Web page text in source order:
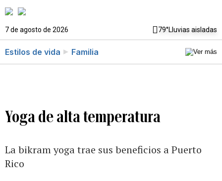
7 de agosto de 2026 79°Lluvias aisladas
Estilos de vida Familia
Yoga de alta temperatura
La bikram yoga trae sus beneficios a Puerto
Rico